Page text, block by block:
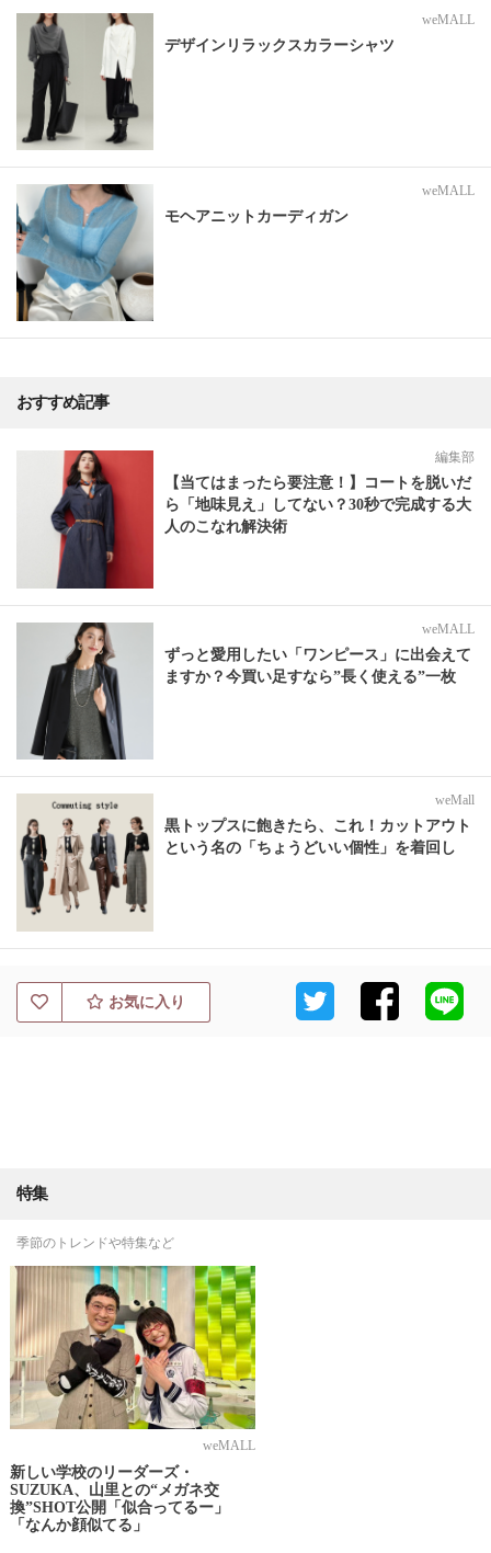
weMALL
デザインリラックスカラーシャツ
weMALL
モヘアニットカーディガン
おすすめ記事
編集部
【当てはまったら要注意！】コートを脱いだ
ら「地味見え」してない？30秒で完成する大
人のこなれ解決術
weMALL
ずっと愛用したい「ワンピース」に出会えて
ますか？今買い足すなら”長く使える”一枚
weMall
黒トップスに飽きたら、これ！カットアウト
という名の「ちょうどいい個性」を着回し
お気に入り
特集
季節のトレンドや特集など
weMALL
新しい学校のリーダーズ・
SUZUKA、山里との“メガネ交
換”SHOT公開「似合ってるー」
「なんか顔似てる」